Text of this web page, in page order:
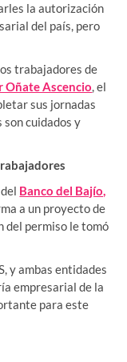
la autorización
del país, pero
trabajadores de
Oñate Ascencio, el
sus jornadas
cuidados y
Banco del Bajío,
a un proyecto de
del permiso le tomó
y ambas entidades
empresarial de la
para este